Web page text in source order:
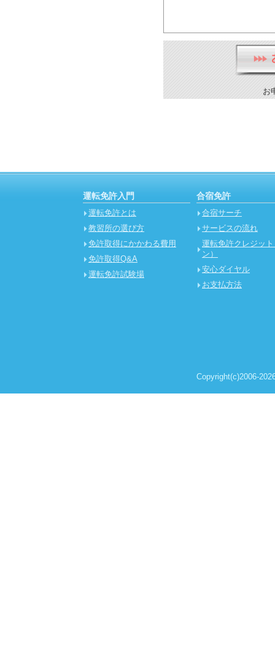
お
運転免許入門
運転免許とは
教習所の選び方
免許取得にかかわる費用
免許取得Q&A
運転免許試験場
合宿免許
合宿サーチ
サービスの流れ
運転免許クレジッ
ン）
安心ダイヤル
お支払方法
Copyright(c)2006-